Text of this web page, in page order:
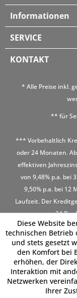
Informationen
SERVICE
KONTAKT
* Alle Preise inkl.
** für
*** Vorbehaltlich
oder 24 Monaten.
effektiven
von 9,48% p.a. bei
9,50% p.a. bei 12
Laufzeit. Der
24
Diese Website
technischen Betrieb
und stets gesetzt
den Komfort bei
erhöhen, der
Interaktion mit
Netzwerken
Ihrer